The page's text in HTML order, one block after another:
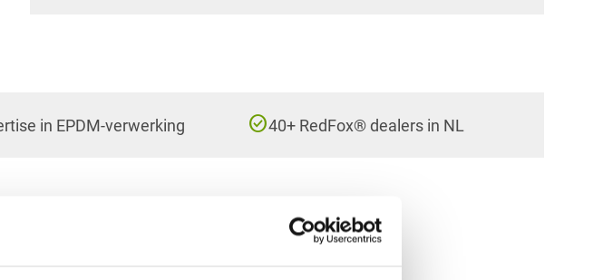
in EPDM-verwerking check_circle40+ RedFox® dealers in NL
TE KOPEN